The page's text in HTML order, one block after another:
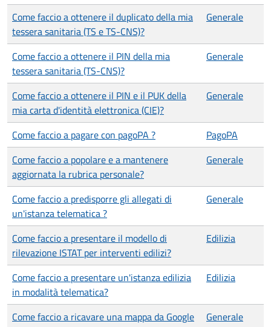
Come faccio a ottenere il duplicato della mia
tessera sanitaria (TS e TS-CNS)?
Generale
Come faccio a ottenere il PIN della mia
tessera sanitaria (TS-CNS)?
Generale
Come faccio a ottenere il PIN e il PUK della
mia carta d'identità elettronica (CIE)?
Generale
Come faccio a pagare con pagoPA ?
PagoPA
Come faccio a popolare e a mantenere
aggiornata la rubrica personale?
Generale
Come faccio a predisporre gli allegati di
un'istanza telematica ?
Generale
Come faccio a presentare il modello di
rilevazione ISTAT per interventi edilizi?
Edilizia
Come faccio a presentare un'istanza edilizia
in modalità telematica?
Edilizia
Come faccio a ricavare una mappa da Google
Generale